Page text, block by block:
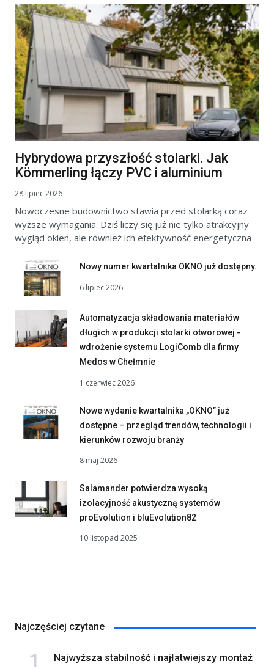
Hybrydowa przyszłość stolarki. Jak
Kömmerling łączy PVC i aluminium
28 lipiec 2026
Nowoczesne budownictwo stawia przed stolarką coraz
wyższe wymagania. Dziś liczy się już nie tylko atrakcyjny
wygląd okien, ale również ich efektywność energetyczna
Nowy numer kwartalnika OKNO już dostępny.
6 lipiec 2026
Automatyzacja składowania materiałów
długich w produkcji stolarki otworowej -
wdrożenie systemu LogiComb dla firmy
Medos w Chełmnie
1 czerwiec 2026
Nowe wydanie kwartalnika „OKNO” już
dostępne – przegląd trendów, technologii i
kierunków rozwoju branży
8 maj 2026
Salamander potwierdza wysoką
izolacyjność akustyczną systemów
proEvolution i bluEvolution82
10 listopad 2025
Najczęściej czytane
Najwyższa stabilność i najłatwiejszy montaż